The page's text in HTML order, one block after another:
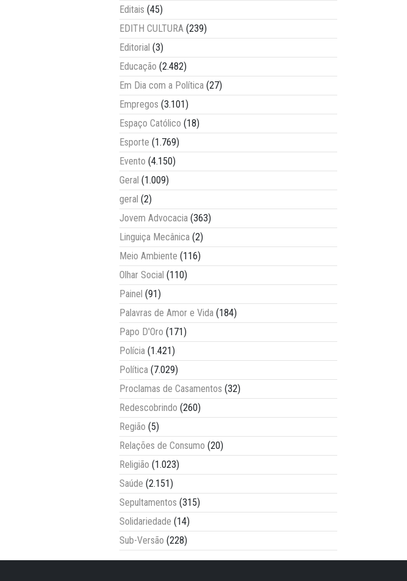
Editais (45)
EDITH CULTURA (239)
Editorial (3)
Educação (2.482)
Em Dia com a Política (27)
Empregos (3.101)
Espaço Católico (18)
Esporte (1.769)
Evento (4.150)
Geral (1.009)
geral (2)
Jovem Advocacia (363)
Linguiça Mecânica (2)
Meio Ambiente (116)
Olhar Social (110)
Painel (91)
Palavras de Amor e Vida (184)
Papo D'Oro (171)
Polícia (1.421)
Política (7.029)
Proclamas de Casamentos (32)
Redescobrindo (260)
Região (5)
Relações de Consumo (20)
Religião (1.023)
Saúde (2.151)
Sepultamentos (315)
Solidariedade (14)
Sub-Versão (228)